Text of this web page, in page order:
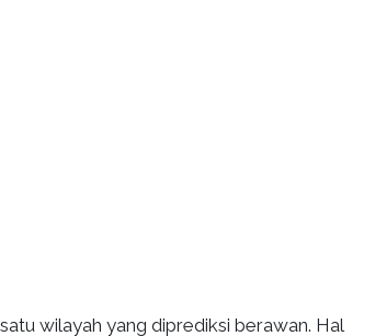
wilayah yang diprediksi berawan. Hal